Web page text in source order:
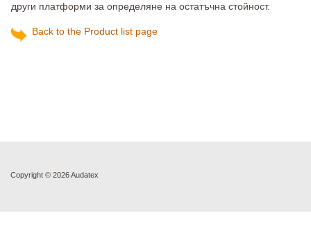
други платформи за определяне на остатъчна стойност.
Back to the Product list page
Copyright © 2026 Audatex